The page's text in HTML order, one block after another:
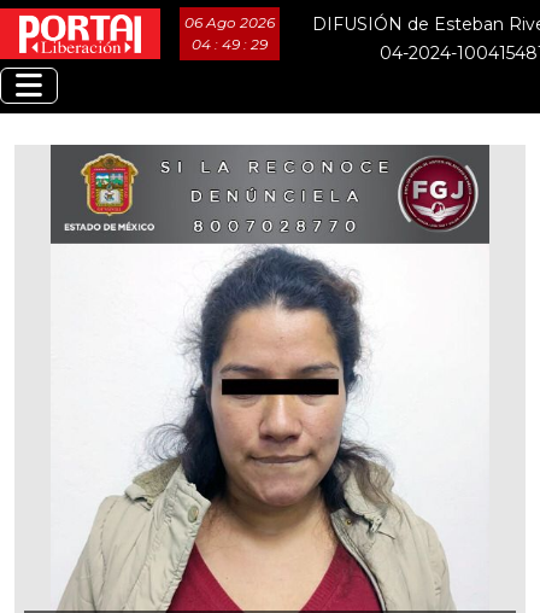
06 Ago 2026
04 : 49 : 30
DIFUSIÓN de Esteban
04-2024-